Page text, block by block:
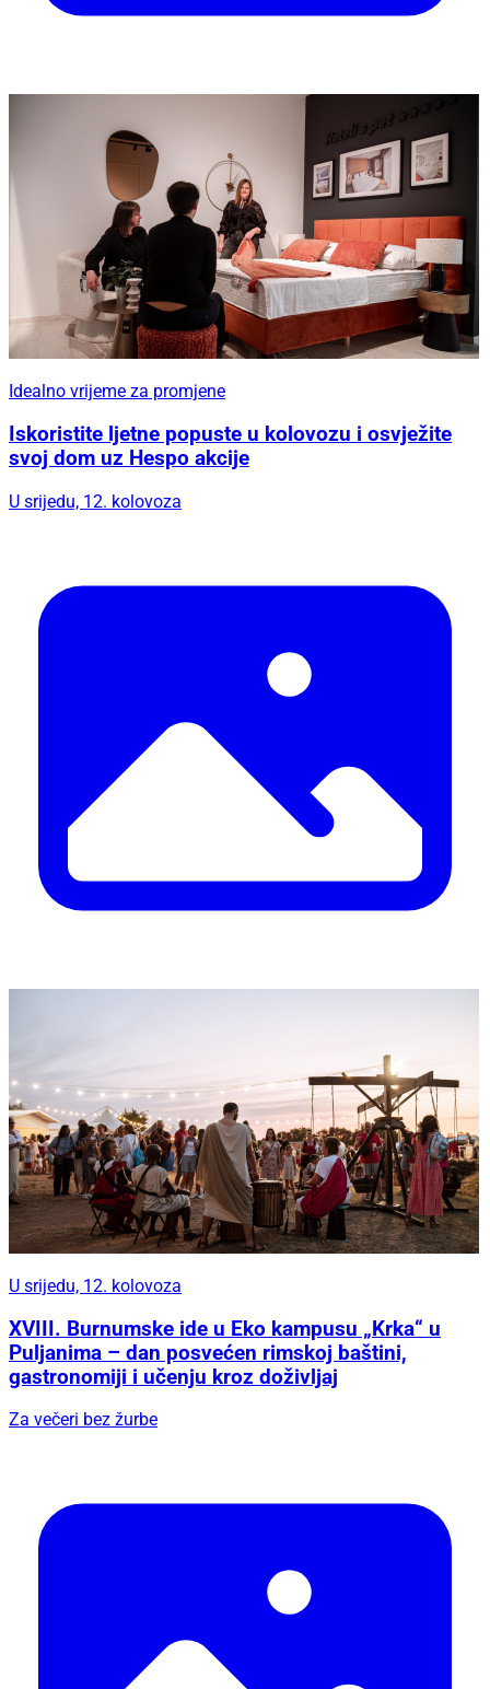
Idealno vrijeme za promjene
Iskoristite ljetne popuste u kolovozu i osvježite
svoj dom uz Hespo akcije
U srijedu, 12. kolovoza
U srijedu, 12. kolovoza
XVIII. Burnumske ide u Eko kampusu „Krka“ u
Puljanima – dan posvećen rimskoj baštini,
gastronomiji i učenju kroz doživljaj
Za večeri bez žurbe